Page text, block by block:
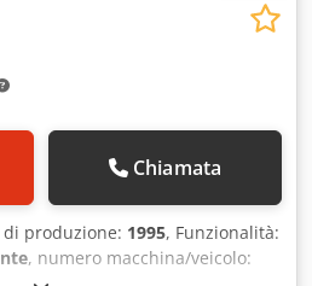
Chiamata
di produzione: 1995, Funzionalità:
, numero macchina/veicolo: